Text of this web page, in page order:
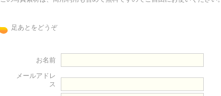
足あとをどうぞ
お名前
メールアドレ
ス